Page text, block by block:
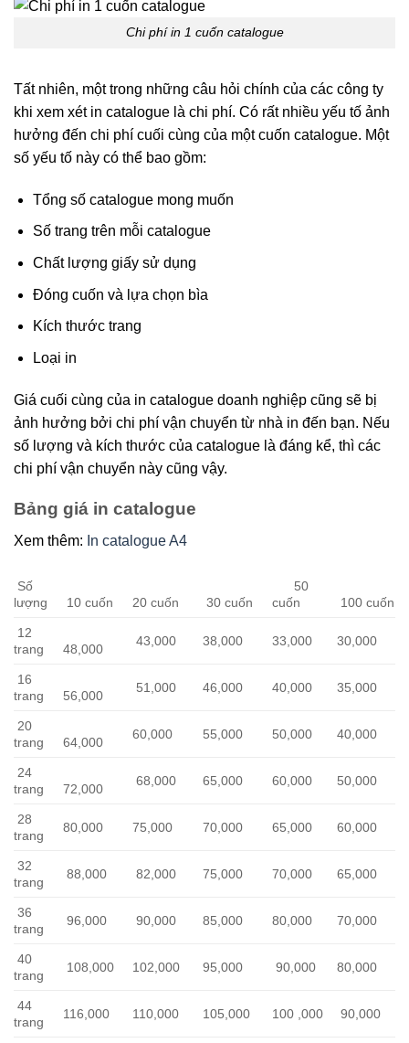
Chi phí in 1 cuốn catalogue
Tất nhiên, một trong những câu hỏi chính của các công ty
khi xem xét in catalogue là chi phí. Có rất nhiều yếu tố ảnh
hưởng đến chi phí cuối cùng của một cuốn catalogue. Một
số yếu tố này có thể bao gồm:
Tổng số catalogue mong muốn
Số trang trên mỗi catalogue
Chất lượng giấy sử dụng
Đóng cuốn và lựa chọn bìa
Kích thước trang
Loại in
Giá cuối cùng của in catalogue doanh nghiệp cũng sẽ bị
ảnh hưởng bởi chi phí vận chuyển từ nhà in đến bạn. Nếu
số lượng và kích thước của catalogue là đáng kể, thì các
chi phí vận chuyển này cũng vậy.
Bảng giá in catalogue
Xem thêm: In catalogue A4
Số
lượng
10 cuốn 20 cuốn 30 cuốn
50
cuốn
100 cuốn
12
trang
48,000
43,000 38,000 33,000 30,000
16
trang
56,000
51,000 46,000 40,000 35,000
20
trang
64,000
60,000 55,000 50,000 40,000
24
trang
72,000
68,000 65,000 60,000 50,000
28
trang
80,000 75,000 70,000 65,000 60,000
32
trang
88,000 82,000 75,000 70,000 65,000
36
trang
96,000 90,000 85,000 80,000 70,000
40
trang
108,000 102,000 95,000 90,000 80,000
44
trang
116,000 110,000 105,000 100 ,000 90,000